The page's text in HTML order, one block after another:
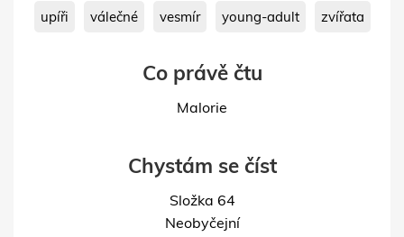
upíři válečné vesmír young-adult zvířata
Co právě čtu
Malorie
Chystám se číst
Složka 64
Neobyčejní